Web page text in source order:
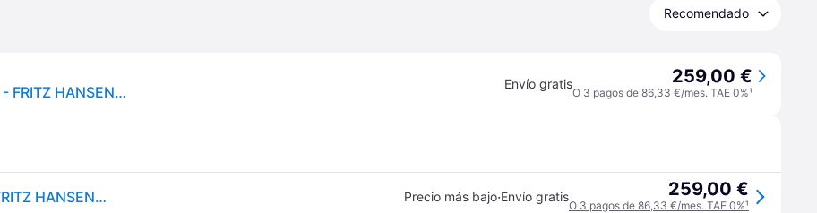
Recomendado
Lámpara colgante Caravaggio™ P1 Gris mate45 - FRITZ HANSEN Caravaggio P1 - Sala de estar / salón - Diseño - Metal - Bombilla única Envío gratis 259,00 €
O 3 pagos de 86,33 €/mes. TAE 0%¹
Lámpara colgante Caravaggio™ P1 Gris mate45 - FRITZ HANSEN Caravaggio P1 - Sala de estar / salón - Diseño - Metal - Bombilla única Precio más bajo·Envío gratis 259,00 €
O 3 pagos de 86,33 €/mes. TAE 0%¹